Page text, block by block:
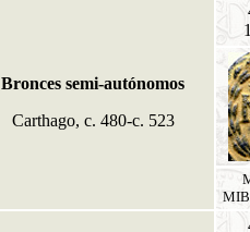
Bronces semi-autónomos
Carthago, c. 480-c. 523
MIB